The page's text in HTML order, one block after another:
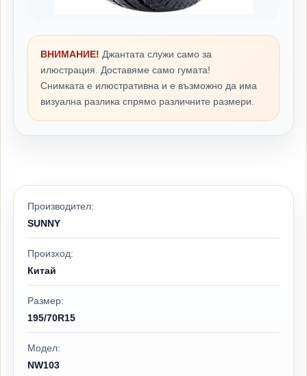
ВНИМАНИЕ! Джантата служи само за
илюстрация. Доставяме само гумата!
Снимката е илюстративна и е възможно да има
визуална разлика спрямо различните размери.
Производител:
SUNNY
Произход:
Китай
Размер:
195/70R15
Модел:
NW103